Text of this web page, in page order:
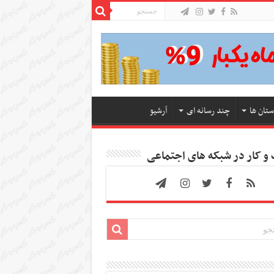
ها چند رسانه ای آرشیو
کار در شبکه های اجتماعی